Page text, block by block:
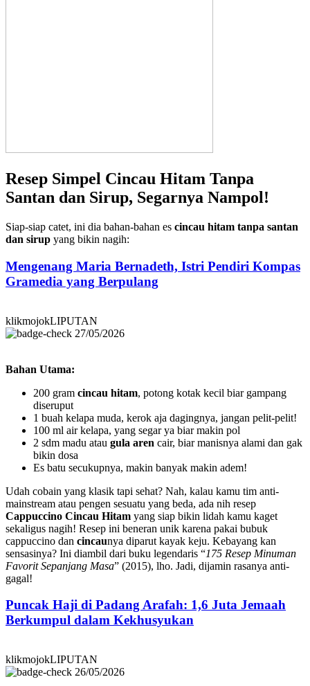
Resep Simpel Cincau Hitam Tanpa
Santan dan Sirup, Segarnya Nampol!
Siap-siap catet, ini dia bahan-bahan es cincau hitam tanpa santan
dan sirup yang bikin nagih:
Mengenang Maria Bernadeth, Istri Pendiri Kompas
Gramedia yang Berpulang
klikmojokLIPUTAN
27/05/2026
Bahan Utama:
200 gram cincau hitam, potong kotak kecil biar gampang
diseruput
1 buah kelapa muda, kerok aja dagingnya, jangan pelit-pelit!
100 ml air kelapa, yang segar ya biar makin pol
2 sdm madu atau gula aren cair, biar manisnya alami dan gak
bikin dosa
Es batu secukupnya, makin banyak makin adem!
Udah cobain yang klasik tapi sehat? Nah, kalau kamu tim anti-
mainstream atau pengen sesuatu yang beda, ada nih resep
Cappuccino Cincau Hitam yang siap bikin lidah kamu kaget
sekaligus nagih! Resep ini beneran unik karena pakai bubuk
cappuccino dan cincaunya diparut kayak keju. Kebayang kan
sensasinya? Ini diambil dari buku legendaris “175 Resep Minuman
Favorit Sepanjang Masa” (2015), lho. Jadi, dijamin rasanya anti-
gagal!
Puncak Haji di Padang Arafah: 1,6 Juta Jemaah
Berkumpul dalam Kekhusyukan
klikmojokLIPUTAN
26/05/2026